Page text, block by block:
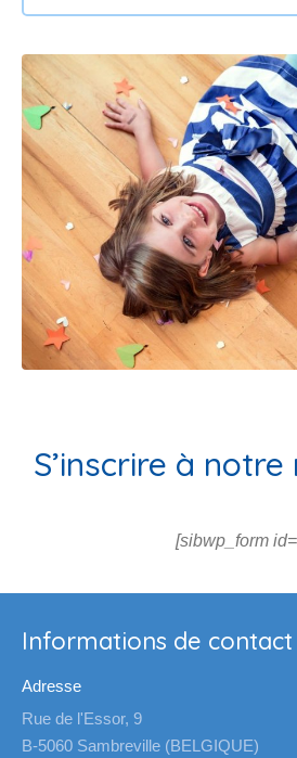
S’inscrire à
Informations de contact
B-5060 Sambreville (BELGIQUE)
Téléphone
+32 (0)71 87 96 73